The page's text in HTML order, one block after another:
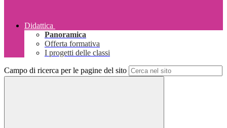
Didattica
Panoramica
Offerta formativa
I progetti delle classi
Campo di ricerca per le pagine del sito